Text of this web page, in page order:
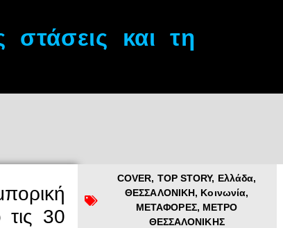
και τη
τις 30
COVER, TOP STORY, Ελλάδα,
ΘΕΣΣΑΛΟΝΙΚΗ, Κοινωνία,
ΜΕΤΑΦΟΡΕΣ, ΜΕΤΡΟ
ΘΕΣΣΑΛΟΝΙΚΗΣ